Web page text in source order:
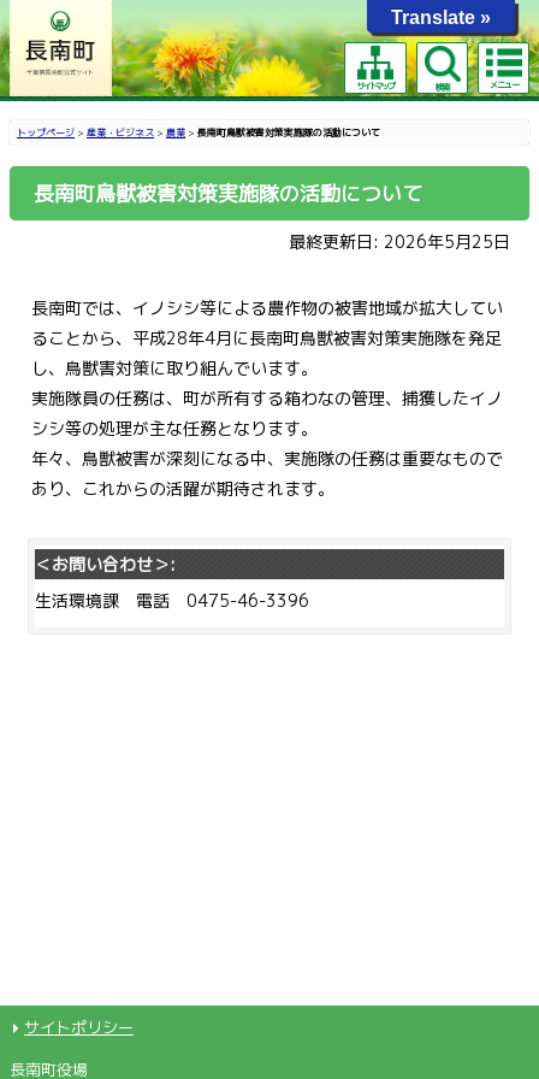
サイトマップ 検索 メニュー
トップページ > 産業・ビジネス > 農業 > 長南町鳥獣被害対策実施隊の活動について
長南町鳥獣被害対策実施隊の活動について
最終更新日: 2026年5月25日
長南町では、イノシシ等による農作物の被害地域が拡大してい
ることから、平成28年4月に長南町鳥獣被害対策実施隊を発足
し、鳥獣害対策に取り組んでいます。
実施隊員の任務は、町が所有する箱わなの管理、捕獲したイノ
シシ等の処理が主な任務となります。
年々、鳥獣被害が深刻になる中、実施隊の任務は重要なもので
あり、これからの活躍が期待されます。
＜お問い合わせ＞:
生活環境課 電話 0475-46-3396
サイトポリシー
長南町役場
Translate »